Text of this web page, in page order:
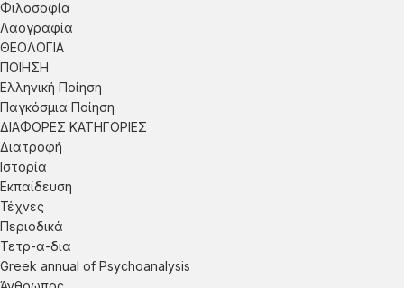
Φιλοσοφία
Λαογραφία
ΘΕΟΛΟΓΙΑ
ΠΟΙΗΣΗ
Ελληνική Ποίηση
Παγκόσμια Ποίηση
ΔΙΑΦΟΡΕΣ ΚΑΤΗΓΟΡΙΕΣ
Διατροφή
Ιστορία
Εκπαίδευση
Τέχνες
Περιοδικά
Τετρ-α-δια
Greek annual of Psychoanalysis